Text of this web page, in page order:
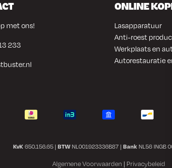
met ons!
233
ONLINE
Lasapparatuur
Anti-roest
Werkplaats en
Autorestauratie
KvK 650.156.65 | BTW NL001923336B87 | Bank NL56 INGB
Algemene Voorwaarden | Privacybeleid